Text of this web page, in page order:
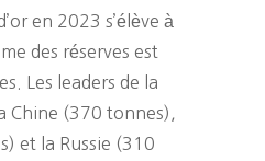
en 2023 s’élève à
des réserves est
Les leaders de la
Chine (370 tonnes),
et la Russie (310